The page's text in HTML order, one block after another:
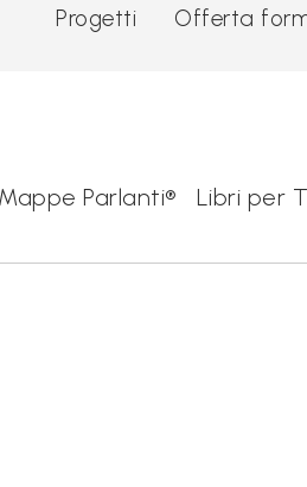
Progetti Offerta
Mappe Parlanti® Libri per